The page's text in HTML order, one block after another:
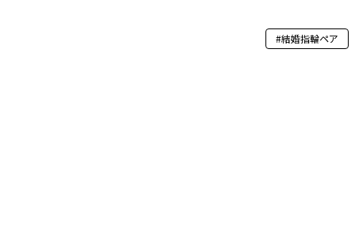
#結婚指輪ペア